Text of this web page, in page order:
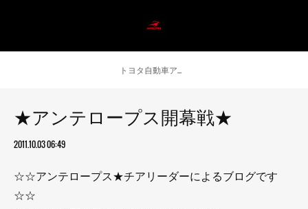
トヨタ自動車アンテロープス公式 ニュース
★アンテロープス開幕戦★
2011.10.03 06:49
☆☆アンテロープス★チアリーダーによるブログです
☆☆